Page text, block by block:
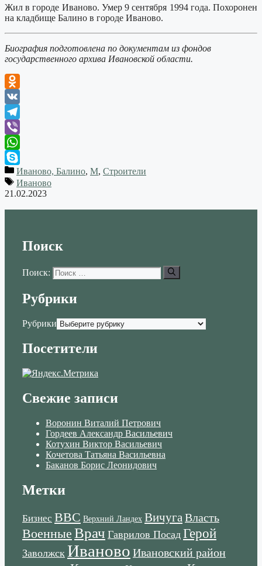
Жил в городе Иваново. Умер 9 сентября 1994 года. Похоронен
на кладбище Балино в городе Иваново.
Биография подготовлена по документам из фондов
государственного архива Ивановской области.
Odnoklassniki
VK
Telegram
Viber
WhatsApp
SkypeИваново, Балино, М, Строители
Иваново
21.02.2023
Поиск
Поиск:
Рубрики
Рубрики
Посетители
Свежие записи
Воронин Виталий Петрович
Гордеев Александр Васильевич
Котухин Виктор Васильевич
Кочетова Татьяна Васильевна
Баканов Борис Леонидович
Метки
Бизнес ВВС Верхний Ландех ВичугаВласть
Военные Врач Гаврилов Посад Герой
Заволжск Иваново Ивановский район